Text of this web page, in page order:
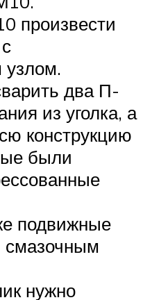
произвести
два П-
из уголка, а
конструкцию
были
подвижные
смазочным
нужно